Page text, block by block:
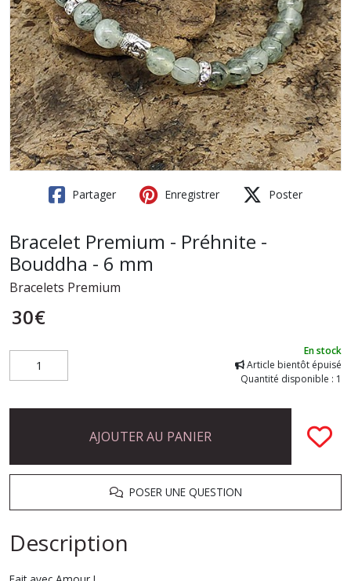
Partager Enregistrer Poster
Bracelet Premium - Préhnite -
Bouddha - 6 mm
Bracelets Premium
30€
En stock
Article bientôt épuisé
Quantité disponible : 1
AJOUTER AU PANIER
POSER UNE QUESTION
Description